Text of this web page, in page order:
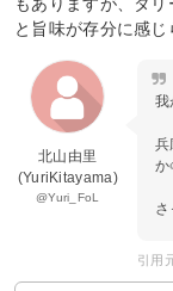
と旨味が存分に感じ
北山由里
(YuriKitayama)
@Yuri_FoL
我
兵
か